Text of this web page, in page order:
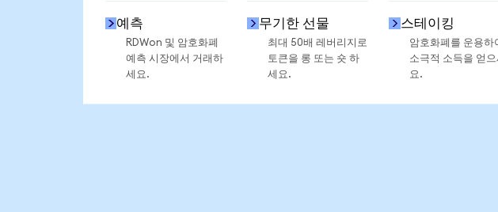
예측
RDWon 및 암호화폐
예측 시장에서 거래하
세요.
무기한 선물
최대 50배 레버리지로
토큰을 롱 또는 숏 하
세요.
스테이킹
암호화폐를 운용하
소극적 소득을 얻으
요.